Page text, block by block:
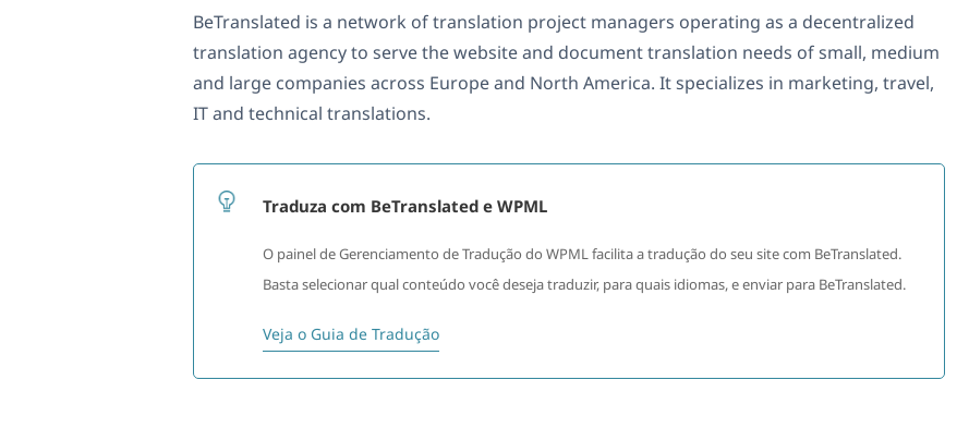
BeTranslated is a network of translation project managers operating as a decentralized
translation agency to serve the website and document translation needs of small, medium
and large companies across Europe and North America. It specializes in marketing, travel,
IT and technical translations.
Traduza com BeTranslated e WPML
O painel de Gerenciamento de Tradução do WPML facilita a tradução do seu site com BeTranslated.
Basta selecionar qual conteúdo você deseja traduzir, para quais idiomas, e enviar para BeTranslated.
Veja o Guia de Tradução